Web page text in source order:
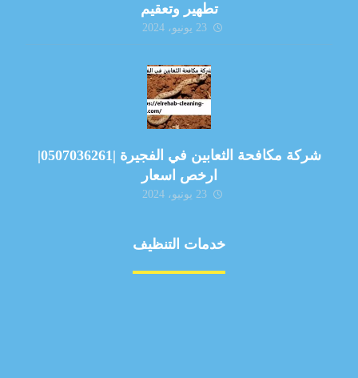
تطهير وتعقيم
23 يونيو، 2024
شركة مكافحة الثعابين في الفجيرة |0507036261|
ارخص اسعار
23 يونيو، 2024
خدمات التنظيف